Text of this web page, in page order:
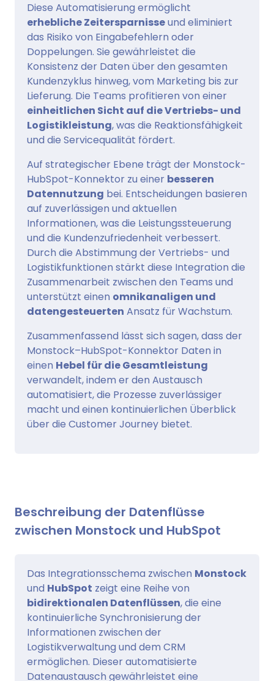
Diese Automatisierung ermöglicht
erhebliche Zeitersparnisseund eliminiert
das Risiko von Eingabefehlern oder
Doppelungen. Sie gewährleistet die
Konsistenz der Daten über den gesamten
Kundenzyklus hinweg, vom Marketing bis zur
Lieferung. Die Teams profitieren von einer
einheitlichen Sicht auf die Vertriebs- und
Logistikleistung, was die Reaktionsfähigkeit
und die Servicequalität fördert.
Auf strategischer Ebene trägt der Monstock-
HubSpot-Konnektor zu einer besseren
Datennutzung bei. Entscheidungen basieren
auf zuverlässigen und aktuellen
Informationen, was die Leistungssteuerung
und die Kundenzufriedenheit verbessert.
Durch die Abstimmung der Vertriebs- und
Logistikfunktionen stärkt diese Integration die
Zusammenarbeit zwischen den Teams und
unterstützt einen omnikanaligen und
datengesteuerten Ansatz für Wachstum.
Zusammenfassend lässt sich sagen, dass der
Monstock–HubSpot-Konnektor Daten in
einen Hebel für die Gesamtleistung
verwandelt, indem er den Austausch
automatisiert, die Prozesse zuverlässiger
macht und einen kontinuierlichen Überblick
über die Customer Journey bietet.
Beschreibung der Datenflüsse
zwischen Monstock und HubSpot
Das Integrationsschema zwischen Monstock
und HubSpot zeigt eine Reihe von
bidirektionalen Datenflüssen, die eine
kontinuierliche Synchronisierung der
Informationen zwischen der
Logistikverwaltung und dem CRM
ermöglichen. Dieser automatisierte
Datenaustausch gewährleistet eine